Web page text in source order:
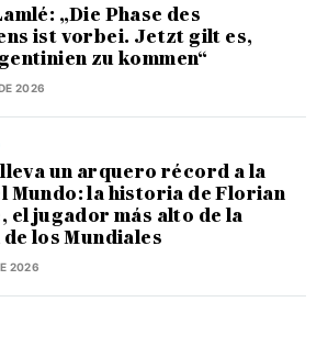
„Die Phase des
ist vorbei. Jetzt gilt es,
zu kommen“
2026
un arquero récord a la
Mundo: la historia de Florian
el jugador más alto de la
los Mundiales
2026